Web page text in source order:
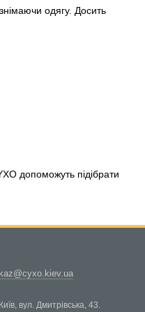
одягу. Досить
допоможуть підібрати
вул. Дмитрівська, 43.